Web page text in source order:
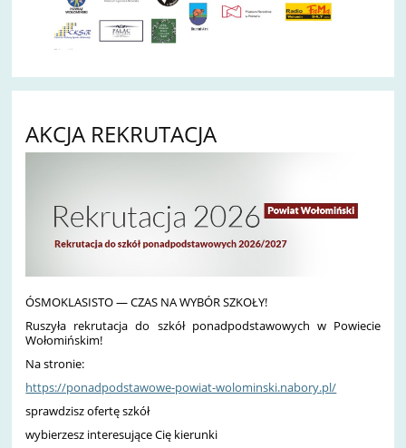
AKCJA REKRUTACJA
ÓSMOKLASISTO — CZAS NA WYBÓR SZKOŁY!
Ruszyła rekrutacja do szkół ponadpodstawowych w Powiecie
Wołomińskim!
Na stronie:
https://ponadpodstawowe-powiat-wolominski.nabory.pl/
sprawdzisz ofertę szkół
wybierzesz interesujące Cię kierunki